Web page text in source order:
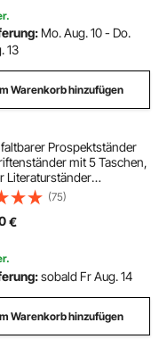
Mo. Aug. 10 - Do.
13
Warenkorb hinzufügen
faltbarer Prospektständer
mit 5 Taschen,
Literaturständer
Schrägsteller,
Bodenaufsteller für
Ausstellung
(75)
€
sobald Fr Aug. 14
Warenkorb hinzufügen